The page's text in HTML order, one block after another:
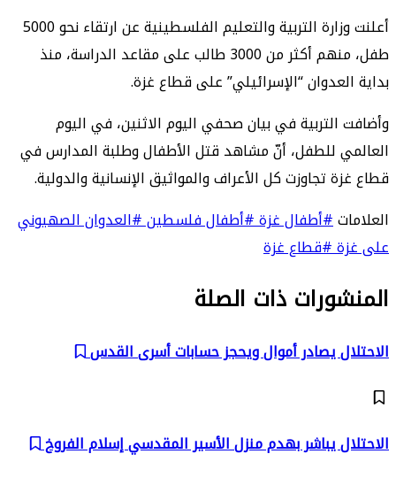
أعلنت وزارة التربية والتعليم الفلسطينية عن ارتقاء نحو 5000
طفل، منهم أكثر من 3000 طالب على مقاعد الدراسة، منذ
بداية العدوان “الإسرائيلي” على قطاع غزة.
وأضافت التربية في بيان صحفي اليوم الاثنين، في اليوم
العالمي للطفل، أنّ مشاهد قتل الأطفال وطلبة المدارس في
قطاع غزة تجاوزت كل الأعراف والمواثيق الإنسانية والدولية.
العلامات#أطفال غزة#أطفال فلسطين#العدوان الصهيوني
على غزة#قطاع غزة
المنشورات ذات الصلة
الاحتلال يصادر أموال ويحجز حسابات أسرى القدس
الاحتلال يباشر بهدم منزل الأسير المقدسي إسلام الفروخ